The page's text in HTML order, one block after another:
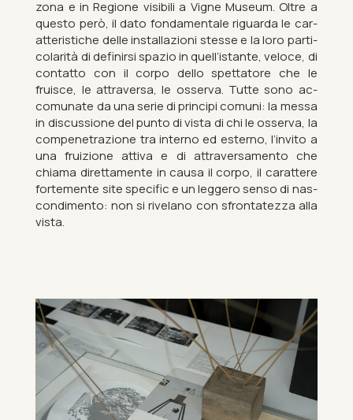
zona e in Re­gione vis­ib­ili a Vigne Mu­seum. Oltre a
questo però, il dato fon­da­mentale ri­guarda le car­
at­ter­istiche delle in­stall­azioni stesse e la loro par­ti­
c­ol­arità di definirsi spazio in quell’istante, ve­loce, di
con­t­atto con il corpo dello spettatore che le
fruisce, le at­tra­versa, le os­serva. Tutte sono ac­
comun­ate da una serie di prin­cipi comuni: la messa
in dis­cus­sione del punto di vista di chi le os­serva, la
com­pen­et­razione tra in­terno ed es­terno, l’in­vito a
una fruiz­ione at­tiva e di at­tra­ver­samento che
chiama direttamente in causa il corpo, il car­attere
forte­mente site spe­cific e un leg­gero senso di nas­
con­di­mento: non si rivelano con sfront­atezza alla
vista.